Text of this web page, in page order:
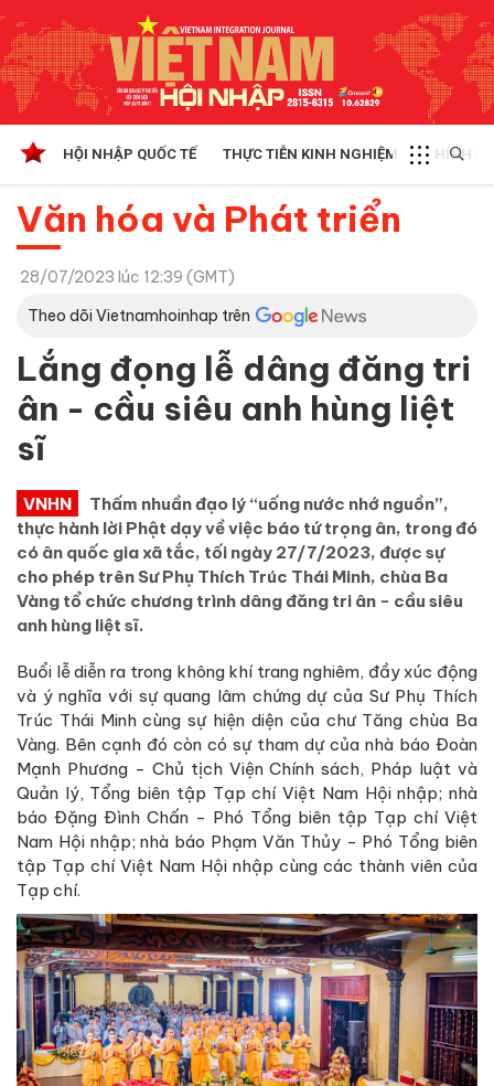
HỘI NHẬP QUỐC TẾ THỰC TIỄN KINH NGHIỆM CHÍNH
Văn hóa và Phát triển
28/07/2023 lúc 12:39 (GMT)
Theo dõi Vietnamhoinhap trên
Lắng đọng lễ dâng đăng tri
ân - cầu siêu anh hùng liệt
sĩ
VNHN
Thấm nhuần đạo lý “uống nước nhớ nguồn”,
thực hành lời Phật dạy về việc báo tứ trọng ân, trong đó
có ân quốc gia xã tắc, tối ngày 27/7/2023, được sự
cho phép trên Sư Phụ Thích Trúc Thái Minh, chùa Ba
Vàng tổ chức chương trình dâng đăng tri ân - cầu siêu
anh hùng liệt sĩ.
Buổi lễ diễn ra trong không khí trang nghiêm, đầy xúc động
và ý nghĩa với sự quang lâm chứng dự của Sư Phụ Thích
Trúc Thái Minh cùng sự hiện diện của chư Tăng chùa Ba
Vàng. Bên cạnh đó còn có sự tham dự của nhà báo Đoàn
Mạnh Phương - Chủ tịch Viện Chính sách, Pháp luật và
Quản lý, Tổng biên tập Tạp chí Việt Nam Hội nhập; nhà
báo Đặng Đình Chấn - Phó Tổng biên tập Tạp chí Việt
Nam Hội nhập; nhà báo Phạm Văn Thủy - Phó Tổng biên
tập Tạp chí Việt Nam Hội nhập cùng các thành viên của
Tạp chí.